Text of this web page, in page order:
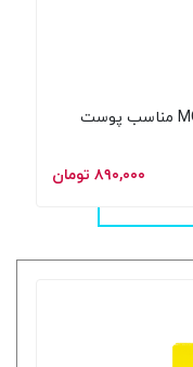
ژل اصلاح ژیلت مدل MOISTURISING 3X مناسب پوست
۸۹۰,۰۰۰ تومان